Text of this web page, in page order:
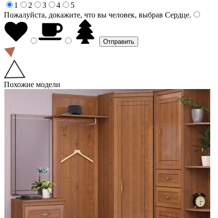
1
2 3 4
5
Пожалуйста, докажите, что вы человек, выбрав Сердце.
Похожие модели